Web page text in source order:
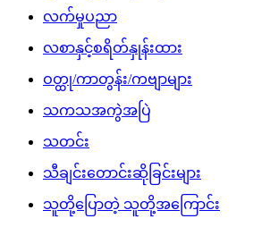
လက်မှုပညာ
လစာနှင့်စရိတ်နှုန်းထား
ဝတ္ထု/ကာတွန်း/ကဗျာများ
သကသအကွဲအပြဲ
သတင်း
သီချင်းတောင်းဆိုခြင်းများ
သူတို့ပြောတဲ့ သူတို့အကြောင်း